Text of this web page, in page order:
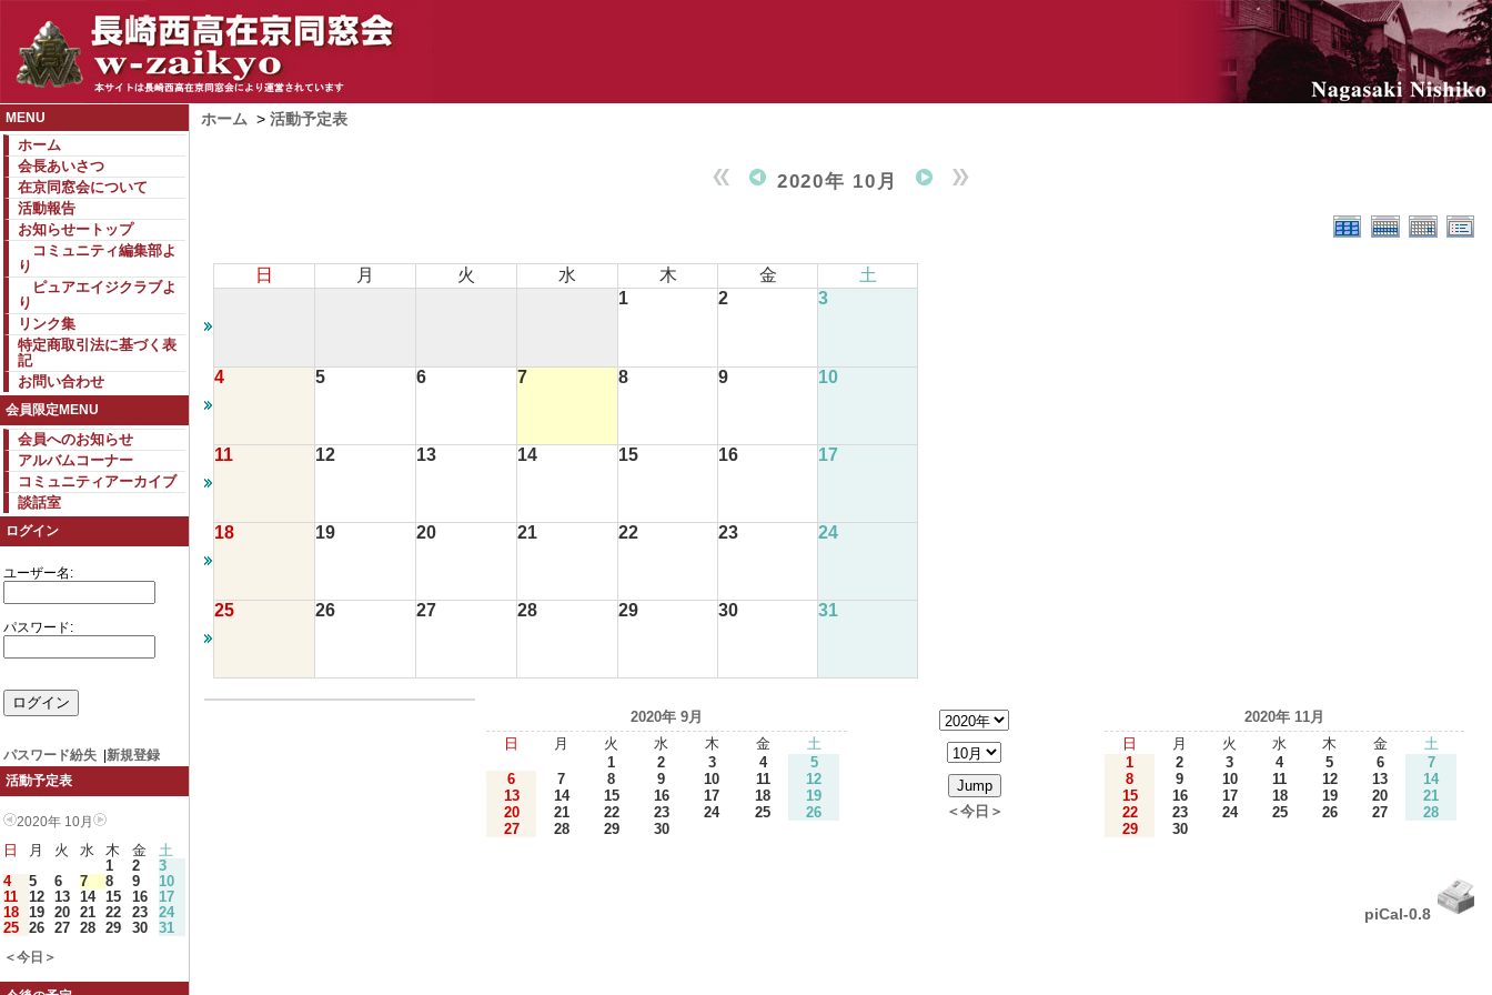
MENU
ホーム
会長あいさつ
在京同窓会について
活動報告
お知らせートップ
コミュニティ編集部よ
り
ピュアエイジクラブよ
り
リンク集
特定商取引法に基づく表
記
お問い合わせ
会員限定MENU
会員へのお知らせ
アルバムコーナー
コミュニティアーカイブ
談話室
ログイン
ユーザー名:
パスワード:
パスワード紛失
新規登録
活動予定表
2020年 10月
日 月 火 水 木 金
土
1
2
3
4
5 6 7 8 9
10
11
12 13 14 15 16
17
18 19 20 21 22 23
24
25 26 27 28 29 30 31
＜今日＞
ホーム > 活動予定表
2020年 10月
日 月 火 水 木 金
土
1
2 3
4 5 6 7 8 9 10
11 12 13 14 15 16 17
18 19 20 21 22 23 24
25 26 27 28 29 30 31
2020年 9月
日
月 火 水 木 金
土
1
2 3 4
5
6
7 8 9 10 11
12
13
14 15 16 17 18
19
20
21 22 23 24 25
26
27
28 29 30
＜今日＞
2020年 11月
日
月 火 水 木 金
土
1
2 3 4 5 6
7
8
9 10 11 12 13
14
15
16 17 18 19 20
21
22
23 24 25 26 27
28
29
30
piCal-0.8